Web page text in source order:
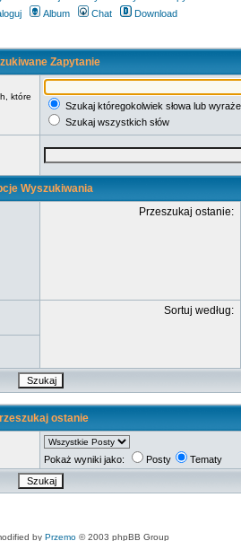
Album Chat Download
Zapytanie
które
Szukaj któregokolwiek słowa lub
Szukaj wszystkich słów
Wyszukiwania
Przeszukaj ostanie:
Sortuj według:
ostanie
Pokaż wyniki jako: Posty Tematy
by Przemo © 2003 phpBB Group